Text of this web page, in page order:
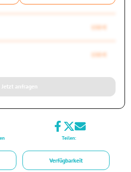
150 €
150 €
Jetzt anfragen
Teilen:
Verfügbarkeit